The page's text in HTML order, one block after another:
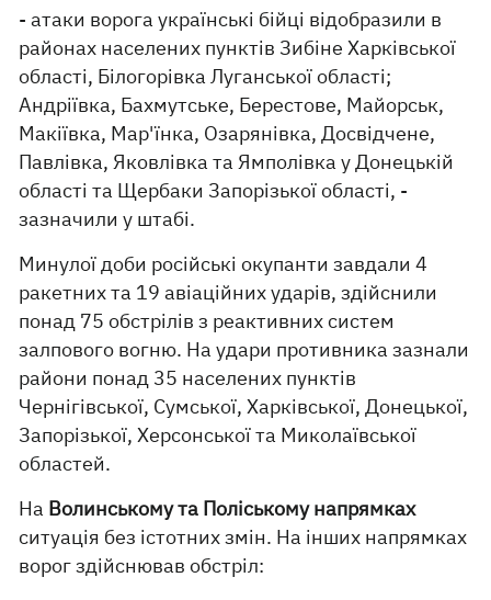
- атаки ворога українські бійці відобразили в
районах населених пунктів Зибіне Харківської
області, Білогорівка Луганської області;
Андріївка, Бахмутське, Берестове, Майорськ,
Макіївка, Мар'їнка, Озарянівка, Досвідчене,
Павлівка, Яковлівка та Ямполівка у Донецькій
області та Щербаки Запорізької області, -
зазначили у штабі.
Минулої доби російські окупанти завдали 4
ракетних та 19 авіаційних ударів, здійснили
понад 75 обстрілів з реактивних систем
залпового вогню. На удари противника зазнали
райони понад 35 населених пунктів
Чернігівської, Сумської, Харківської, Донецької,
Запорізької, Херсонської та Миколаївської
областей.
На Волинському та Поліському напрямках
ситуація без істотних змін. На інших напрямках
ворог здійснював обстріл: